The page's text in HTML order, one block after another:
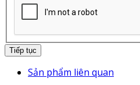
Tiếp tục
Sản phẩm liên quan